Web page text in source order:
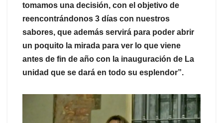
tomamos una decisión, con el objetivo de
reencontrándonos 3 días con nuestros
sabores, que además servirá para poder abrir
un poquito la mirada para ver lo que viene
antes de fin de año con la inauguración de La
unidad que se dará en todo su esplendor”.